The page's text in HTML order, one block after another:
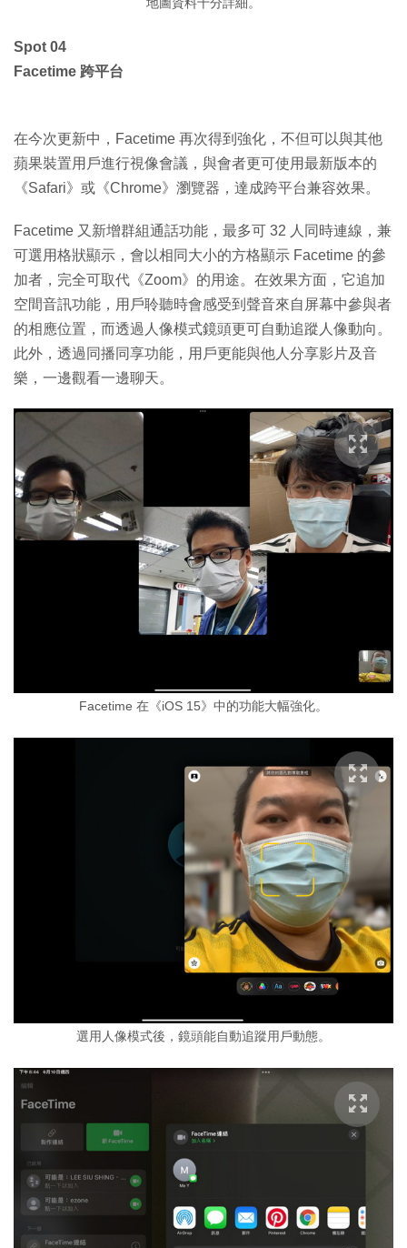
地圖資料十分詳細。
Spot 04
Facetime 跨平台
在今次更新中，Facetime 再次得到強化，不但可以與其他
蘋果裝置用戶進行視像會議，與會者更可使用最新版本的
《Safari》或《Chrome》瀏覽器，達成跨平台兼容效果。
Facetime 又新增群組通話功能，最多可 32 人同時連線，兼
可選用格狀顯示，會以相同大小的方格顯示 Facetime 的參
加者，完全可取代《Zoom》的用途。在效果方面，它追加
空間音訊功能，用戶聆聽時會感受到聲音來自屏幕中參與者
的相應位置，而透過人像模式鏡頭更可自動追蹤人像動向。
此外，透過同播同享功能，用戶更能與他人分享影片及音
樂，一邊觀看一邊聊天。
Facetime 在《iOS 15》中的功能大幅強化。
選用人像模式後，鏡頭能自動追蹤用戶動態。